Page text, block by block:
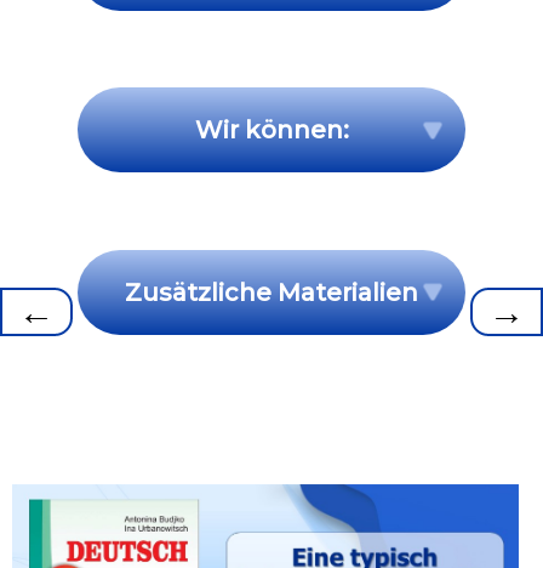
← →
Wir können:
Zusätzliche Materialien